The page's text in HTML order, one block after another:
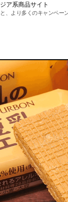
ア系商品サイト
、より多くのキャンペー